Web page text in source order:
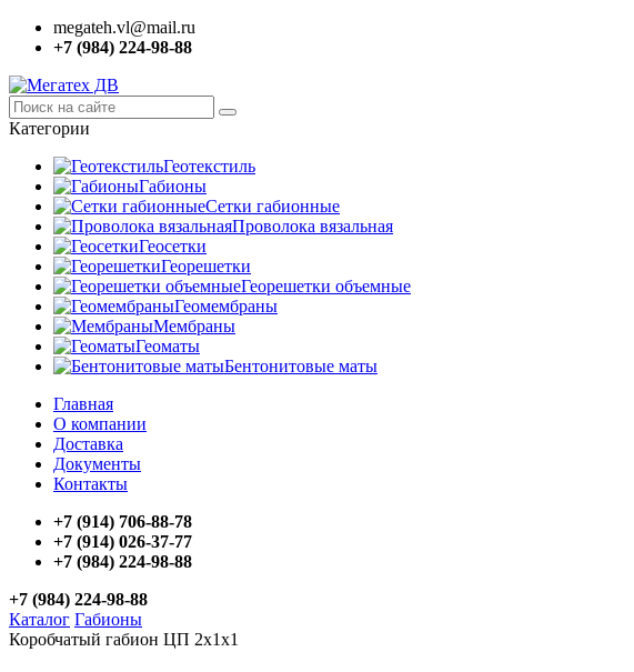
megateh.vl@mail.ru
+7 (984) 224-98-88
Категории
Геотекстиль
Габионы
Сетки габионные
Проволока вязальная
Геосетки
Георешетки
Георешетки объемные
Геомембраны
Мембраны
Геоматы
Бентонитовые маты
Главная
О компании
Доставка
Документы
Контакты
+7 (914) 706-88-78
+7 (914) 026-37-77
+7 (984) 224-98-88
+7 (984) 224-98-88
Каталог Габионы
Коробчатый габион ЦП 2х1х1